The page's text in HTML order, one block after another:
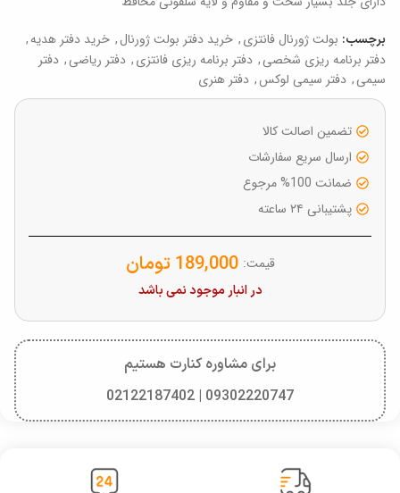
برچسب: بولت ژورنال فانتزی, خرید دفتر بولت ژورنال, خرید دفتر هدیه,
دفتر برنامه ریزی شخصی, دفتر برنامه ریزی فانتزی, دفتر ریاضی, دفتر
سیمی, دفتر سیمی لوکس, دفتر هنری
تضمین اصالت کالا
ارسال سریع سفارشات
ضمانت 100% مرجوع
پشتیبانی ۲۴ ساعته
قیمت: 189,000 تومان
در انبار موجود نمی باشد
برای مشاوره کنارت هستیم
09302220747 | 02122187402